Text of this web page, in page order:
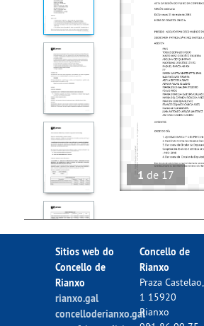
1 de 17
Sitios web do
Concello de
Rianxo
rianxo.gal
concelloderianxo.gal
Concello de
Rianxo
Praza Castelao,
1 15920
Rianxo